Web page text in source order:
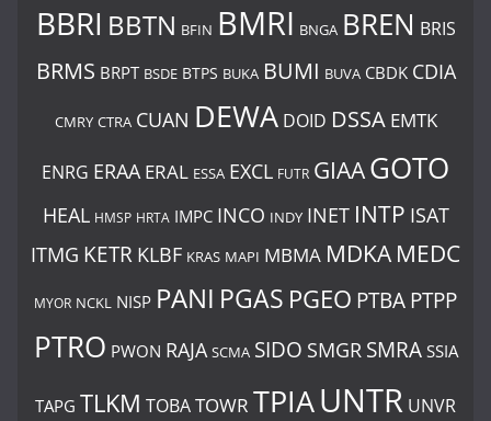
BBRI BBTN BFIN BMRI BNGA BREN BRIS
BRMS BRPT BSDE BTPS BUKA BUMI BUVA CBDK CDIA
CMRY CTRA CUAN DEWA DOID DSSA EMTK
ENRG ERAA ERAL ESSA EXCL FUTR GIAAGOTO
HEAL HMSP HRTA IMPC INCO INDY INET INTP ISAT
ITMG KETR KLBF KRAS MAPI MBMA MDKA MEDC
MYOR NCKL NISP PANI PGAS PGEO PTBAPTPP
PTRO PWON RAJA SCMA SIDO SMGR SMRA SSIA
TAPG TLKM TOBATOWR TPIAUNTR UNVR